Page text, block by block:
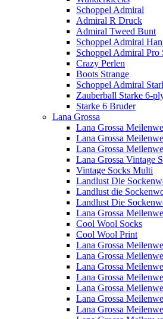
Schoppel Admiral
Admiral R Druck
Admiral Tweed Bunt
Schoppel Admiral
Schoppel Admiral Pro
Crazy Perlen
Boots Strange
Schoppel Admiral
Zauberball Starke 6-
Starke 6 Bruder
Lana Grossa
Lana Grossa
Lana Grossa
Lana Grossa
Lana Grossa Vintage
Vintage Socks Multi
Landlust Die
Landlust die
Landlust Die
Lana Grossa
Cool Wool Socks
Cool Wool Print
Lana Grossa
Lana Grossa
Lana Grossa
Lana Grossa
Lana Grossa
Lana Grossa
Lana Grossa